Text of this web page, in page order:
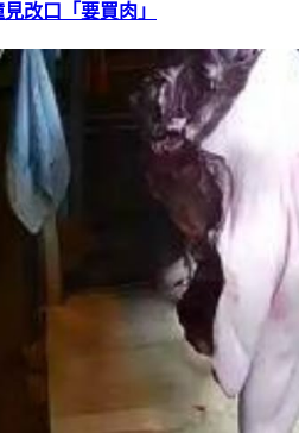
改口「要買肉」